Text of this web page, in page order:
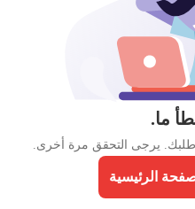
ما.
طلبك. يرجى التحقق مرة أخرى.
الرئيسية